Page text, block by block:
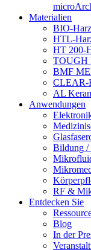
Materialien
BIO-Harz
HTL-
HT 200-
TOUGH
BMF
CLEAR-
AL
Anwendungen
Bildung /
RF &
Entdecken Sie
Blog
In der